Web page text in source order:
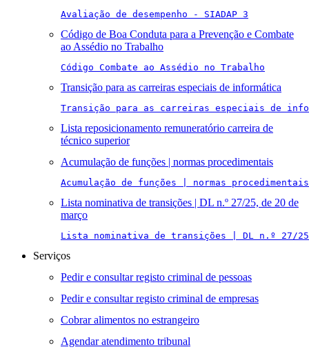
Avaliação de desempenho - SIADAP 3
Código de Boa Conduta para a Prevenção e Combate
ao Assédio no Trabalho
Código Combate ao Assédio no Trabalho
Transição para as carreiras especiais de informática
Transição para as carreiras especiais de
Lista reposicionamento remuneratório carreira de
técnico superior
Acumulação de funções | normas procedimentais
Acumulação de funções | normas procedimentais
Lista nominativa de transições | DL n.º 27/25, de 20 de
março
Lista nominativa de transições | DL n.º 27/
Serviços
Pedir e consultar registo criminal de pessoas
Pedir e consultar registo criminal de empresas
Cobrar alimentos no estrangeiro
Agendar atendimento tribunal